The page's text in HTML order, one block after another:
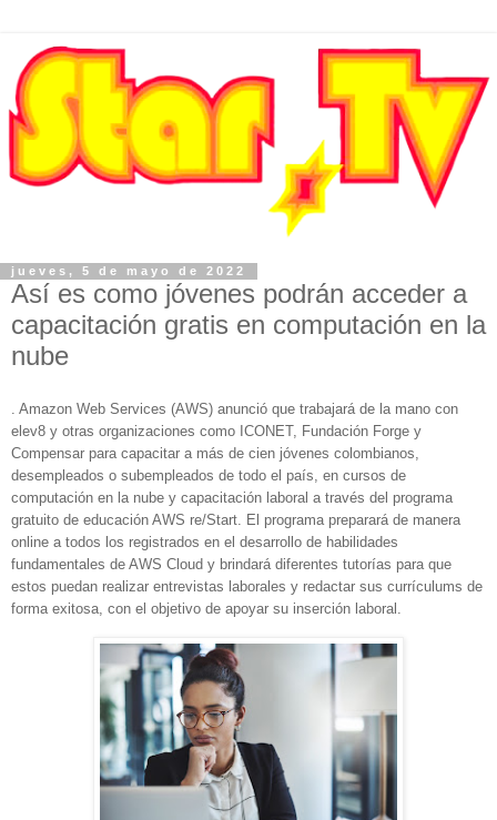
jueves, 5 de mayo de 2022
Así es como jóvenes podrán acceder a
capacitación gratis en computación en la
nube
. Amazon Web Services (AWS) anunció que trabajará de la mano con
elev8 y otras organizaciones como ICONET, Fundación Forge y
Compensar para capacitar a más de cien jóvenes colombianos,
desempleados o subempleados de todo el país, en cursos de
computación en la nube y capacitación laboral a través del programa
gratuito de educación AWS re/Start. El programa preparará de manera
online a todos los registrados en el desarrollo de habilidades
fundamentales de AWS Cloud y brindará diferentes tutorías para que
estos puedan realizar entrevistas laborales y redactar sus currículums de
forma exitosa, con el objetivo de apoyar su inserción laboral.